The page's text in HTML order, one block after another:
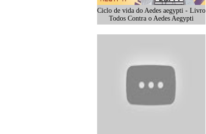
Ciclo de vida do Aedes aegypti - Livro
Todos Contra o Aedes Aegypti